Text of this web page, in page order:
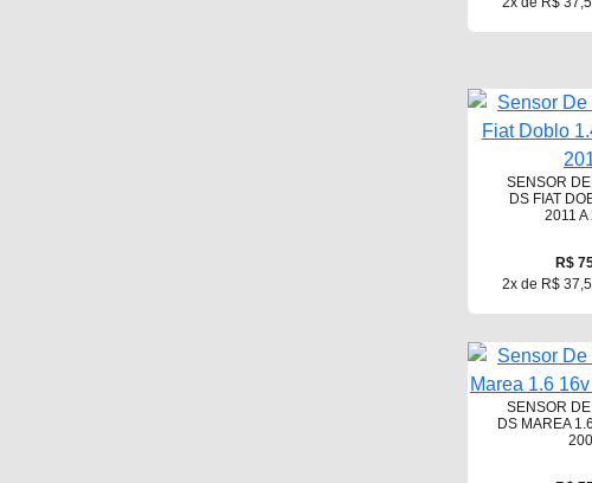
SENSOR
DS FIAT
2011 A
R$
2x de R$
SENSOR
DS MAREA